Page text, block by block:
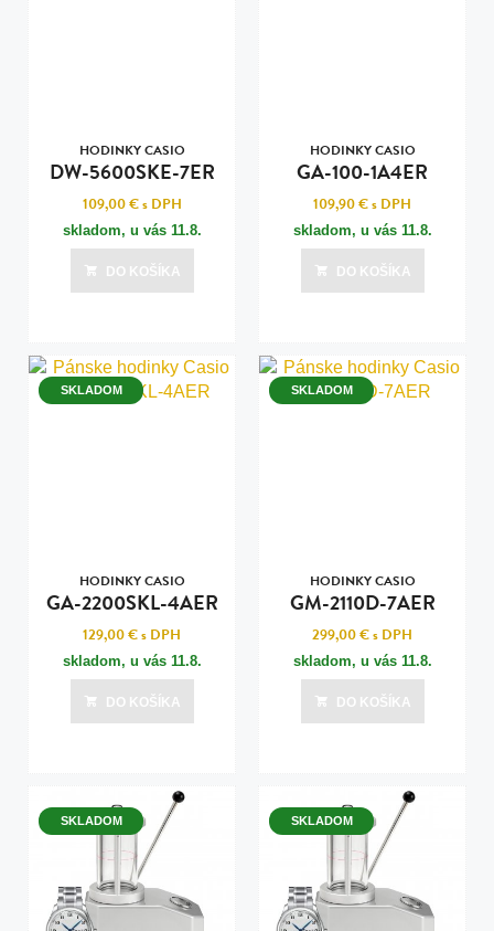
HODINKY CASIO
DW-5600SKE-7ER
109,00 €s DPH
skladom, u vás 11.8.
DO KOŠÍKA
HODINKY CASIO
GA-100-1A4ER
109,90 €s DPH
skladom, u vás 11.8.
DO KOŠÍKA
SKLADOM
HODINKY CASIO
GA-2200SKL-4AER
129,00 €s DPH
skladom, u vás 11.8.
DO KOŠÍKA
SKLADOM
HODINKY CASIO
GM-2110D-7AER
299,00 €s DPH
skladom, u vás 11.8.
DO KOŠÍKA
SKLADOM SKLADOM